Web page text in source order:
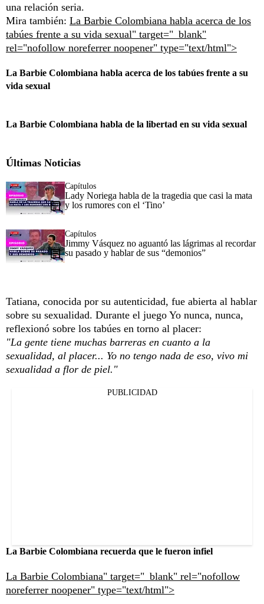
una relación seria.
Mira también: La Barbie Colombiana habla acerca de los
tabúes frente a su vida sexual" target="_blank"
rel="nofollow noreferrer noopener" type="text/html">
La Barbie Colombiana habla acerca de los tabúes frente a su
vida sexual
La Barbie Colombiana habla de la libertad en su vida sexual
Últimas Noticias
Capítulos
Lady Noriega habla de la tragedia que casi la mata
y los rumores con el ‘Tino’
Capítulos
Jimmy Vásquez no aguantó las lágrimas al recordar
su pasado y hablar de sus “demonios”
Tatiana, conocida por su autenticidad, fue abierta al hablar
sobre su sexualidad. Durante el juego Yo nunca, nunca,
reflexionó sobre los tabúes en torno al placer:
"La gente tiene muchas barreras en cuanto a la
sexualidad, al placer... Yo no tengo nada de eso, vivo mi
sexualidad a flor de piel."
PUBLICIDAD
La Barbie Colombiana recuerda que le fueron infiel
La Barbie Colombiana" target="_blank" rel="nofollow
noreferrer noopener" type="text/html">